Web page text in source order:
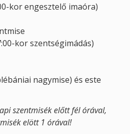
kor engesztelő imaóra)
kor szentségimádás)
nagymise) és este
szentmisék előtt fél órával,
elött 1 órával!